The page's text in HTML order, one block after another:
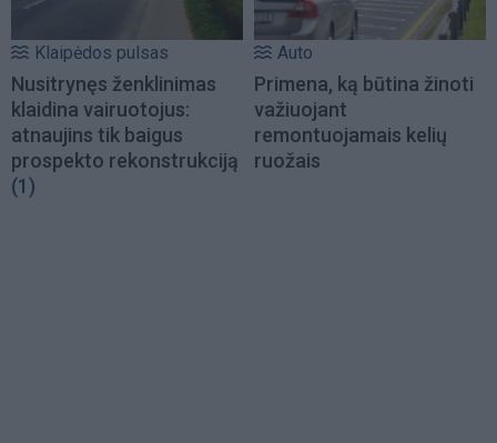
Klaipėdos pulsas
Nusitrynęs ženklinimas
klaidina vairuotojus:
atnaujins tik baigus
prospekto rekonstrukciją
(1)
Auto
Primena, ką būtina žinoti
važiuojant
remontuojamais kelių
ruožais